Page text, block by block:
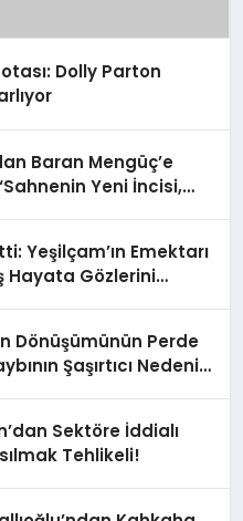
Dolly Parton
Baran Mengüç’e
Yeni İncisi,
Yeşilçam’ın Emektarı
Hayata Gözlerini
Dönüşümünün Perde
Şaşırtıcı Nedeni
Sektöre İddialı
Tehlikeli!